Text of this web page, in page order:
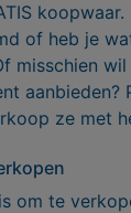
of heb je
misschien
aanbieden?
ze met
om te